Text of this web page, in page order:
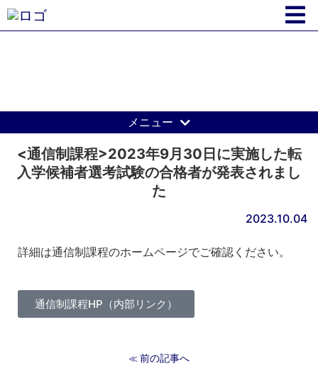
メニュー
<通信制課程>2023年9月30日に実施した転
入学候補者選考試験の合格者が発表されまし
た
2023.10.04
詳細は通信制課程のホームページでご確認ください。
通信制課程HP（内部リンク）
≪前の記事へ